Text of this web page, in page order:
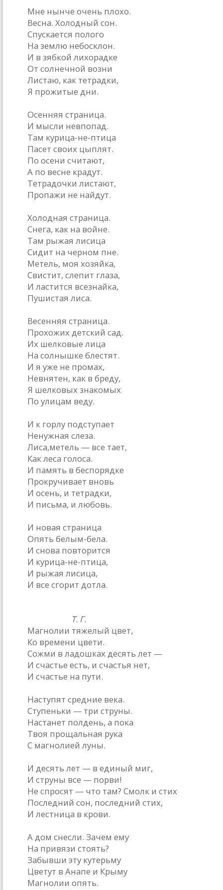
Мне нынче очень плохо.
Весна. Холодный сон.
Спускается полого
На землю небосклон.
И в зябкой лихорадке
От солнечной возни
Листаю, как тетрадки,
Я прожитые дни.
Осенняя страница.
И мысли невпопад.
Там курица-не-птица
Пасет своих цыплят.
По осени считают,
А по весне крадут.
Тетрадочки листают,
Пропажи не найдут.
Холодная страница.
Снега, как на войне.
Там рыжая лисица
Сидит на черном пне.
Метель, моя хозяйка,
Свистит, слепит глаза,
И ластится всезнайка,
Пушистая лиса.
Весенняя страница.
Прохожих детский сад.
Их шелковые лица
На солнышке блестят.
И я уже не промах,
Невнятен, как в бреду,
Я шелковых знакомых
По улицам веду.
И к горлу подступает
Ненужная слеза.
Лиса,метель — все тает,
Как леса голоса.
И память в беспорядке
Прокручивает вновь
И осень, и тетрадки,
И письма, и любовь.
И новая страница
Опять белым-бела.
И снова повторится
И курица-не-птица,
И рыжая лисица,
И все сгорит дотла.
Т. Г.
Магнолии тяжелый цвет,
Ко времени цвети.
Сожми в ладошках десять лет —
И счастье есть, и счастья нет,
И счастье на пути.
Наступят средние века.
Ступеньки — три струны.
Настанет полдень, а пока
Твоя прощальная рука
С магнолией луны.
И десять лет — в единый миг,
И струны все — порви!
Не спросят — что там? Смолк и стих
Последний сон, последний стих,
И лестница в крови.
А дом снесли. Зачем ему
На привязи стоять?
Забывши эту кутерьму
Цветут в Анапе и Крыму
Магнолии опять.